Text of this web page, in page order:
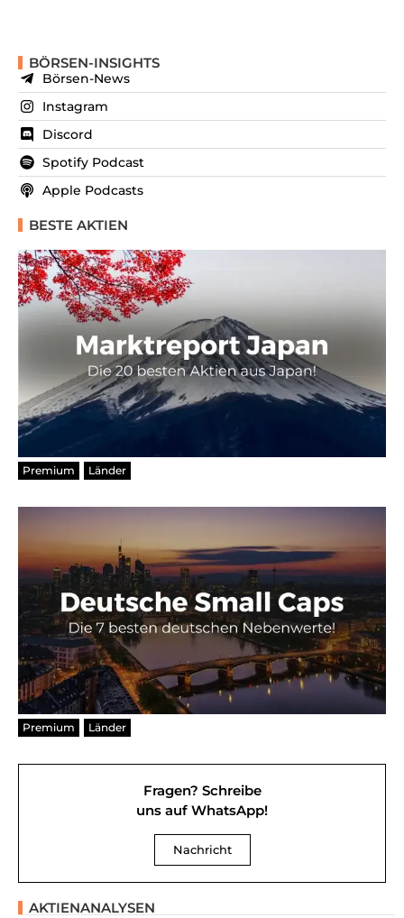
BÖRSEN-INSIGHTS
Börsen-News
Instagram
Discord
Spotify Podcast
Apple Podcasts
BESTE AKTIEN
Premium Länder
Premium Länder
Fragen? Schreibe
uns auf WhatsApp!
Nachricht
AKTIENANALYSEN